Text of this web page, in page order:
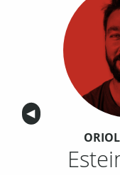
Anterior
◀︎